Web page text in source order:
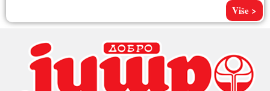
Više >